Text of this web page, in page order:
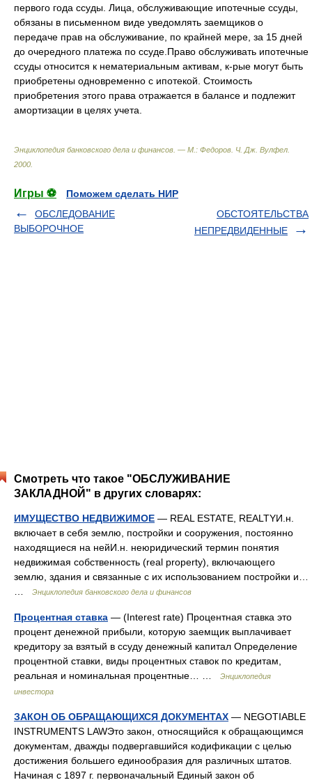
первого года ссуды. Лица, обслуживающие ипотечные ссуды,
обязаны в письменном виде уведомлять заемщиков о
передаче прав на обслуживание, по крайней мере, за 15 дней
до очередного платежа по ссуде.Право обслуживать ипотечные
ссуды относится к нематериальным активам, к-рые могут быть
приобретены одновременно с ипотекой. Стоимость
приобретения этого права отражается в балансе и подлежит
амортизации в целях учета.
Энциклопедия банковского дела и финансов. — М.: Федоров Ч. Дж. Вулфел
2000
Игры ⚽
Поможем сделать НИР
ОБСЛЕДОВАНИЕ
ВЫБОРОЧНОЕ
ОБСТОЯТЕЛЬСТВА
НЕПРЕДВИДЕННЫЕ
Смотреть что такое "ОБСЛУЖИВАНИЕ
ЗАКЛАДНОЙ" в других словарях:
ИМУЩЕСТВО НЕДВИЖИМОЕ — REAL ESTATE, REALTYИ.н.
включает в себя землю, постройки и сооружения, постоянно
находящиеся на нейИ.н. неюридический термин понятия
недвижимая собственность (real property), включающего
землю, здания и связанные с их использованием постройки и…
Энциклопедия банковского дела и финансов
Процентная ставка — (Interest rate) Процентная ставка это
процент денежной прибыли, которую заемщик выплачивает
кредитору за взятый в ссуду денежный капитал Определение
процентной ставки, виды процентных ставок по кредитам,
реальная и номинальная процентные… …
Энциклопедия
инвестора
ЗАКОН ОБ ОБРАЩАЮЩИХСЯ ДОКУМЕНТАХ — NEGOTIABLE
INSTRUMENTS LAWЭто закон, относящийся к обращающимся
документам, дважды подвергавшийся кодификации с целью
достижения большего единообразия для различных штатов.
Начиная с 1897 г. первоначальный Единый закон об